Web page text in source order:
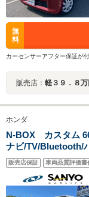
無
料
カーセンサーアフター保証が
販売店： 軽３９．８
ホンダ
N-BOX カスタム
ナビ/TV/Bluetooth/
ドア/ターボ/ホンダ
販売店保証 車両品質評価書